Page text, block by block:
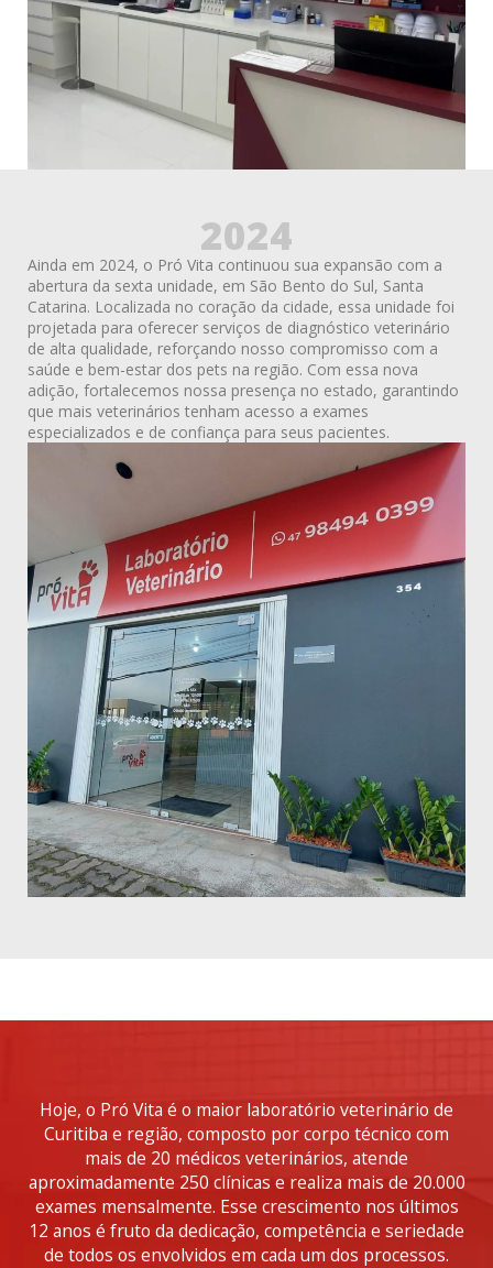
2024
Ainda em 2024, o Pró Vita continuou sua expansão com a
abertura da sexta unidade, em São Bento do Sul, Santa
Catarina. Localizada no coração da cidade, essa unidade foi
projetada para oferecer serviços de diagnóstico veterinário
de alta qualidade, reforçando nosso compromisso com a
saúde e bem-estar dos pets na região. Com essa nova
adição, fortalecemos nossa presença no estado, garantindo
que mais veterinários tenham acesso a exames
especializados e de confiança para seus pacientes.
Hoje, o Pró Vita é o maior laboratório veterinário de
Curitiba e região, composto por corpo técnico com
mais de 20 médicos veterinários, atende
aproximadamente 250 clínicas e realiza mais de 20.000
exames mensalmente. Esse crescimento nos últimos
12 anos é fruto da dedicação, competência e seriedade
de todos os envolvidos em cada um dos processos.